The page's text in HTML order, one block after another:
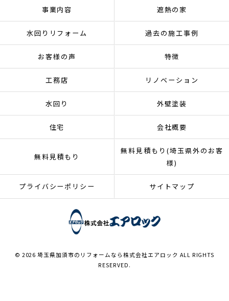
事業内容 遮熱の家
水回りリフォーム 過去の施工事例
お客様の声 特徴
工務店 リノベーション
水回り 外壁塗装
住宅 会社概要
無料見積もり
無料見積もり(埼玉県外のお客
様)
プライバシーポリシー サイトマップ
© 2026 埼玉県加須市のリフォームなら株式会社エアロック ALL RIGHTS
RESERVED.